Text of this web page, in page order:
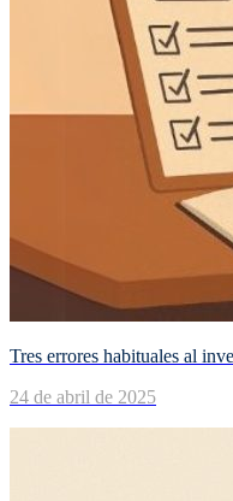
Tres errores habituales al
24 de abril de 2025